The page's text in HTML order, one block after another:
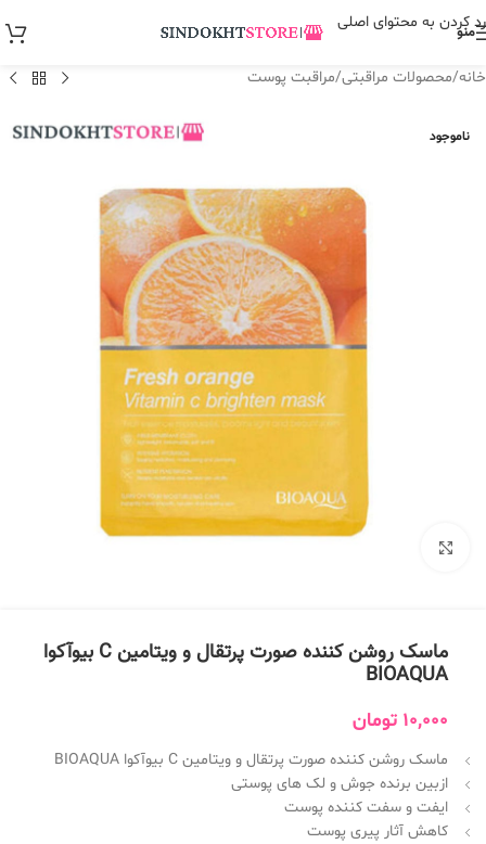
رد کردن به محتوای اصلی
منو
خانه/محصولات مراقبتی/مراقبت پوست
ناموجود
ماسک روشن کننده صورت پرتقال و ویتامین C بیوآکوا
BIOAQUA
10,000 تومان
ماسک روشن کننده صورت پرتقال و ویتامین C بیوآکوا BIOAQUA
ازبین برنده جوش و لک های پوستی
ایفت و سفت کننده پوست
کاهش آثار پیری پوست